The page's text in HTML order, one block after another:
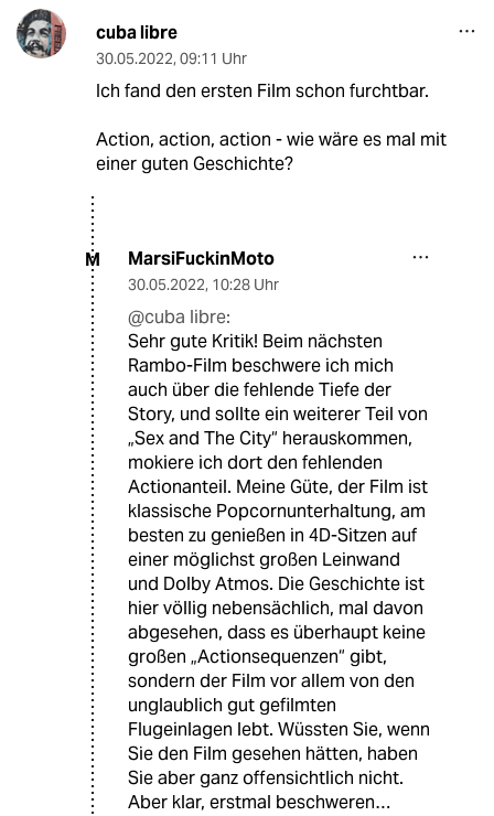
cuba libre
30.05.2022, 09:11 Uhr
Ich fand den ersten Film schon furchtbar.
Action, action, action - wie wäre es mal mit
einer guten Geschichte?
M MarsiFuckinMoto
30.05.2022, 10:28 Uhr
@cuba libre:
Sehr gute Kritik! Beim nächsten
Rambo-Film beschwere ich mich
auch über die fehlende Tiefe der
Story, und sollte ein weiterer Teil von
„Sex and The City“ herauskommen,
mokiere ich dort den fehlenden
Actionanteil. Meine Güte, der Film ist
klassische Popcornunterhaltung, am
besten zu genießen in 4D-Sitzen auf
einer möglichst großen Leinwand
und Dolby Atmos. Die Geschichte ist
hier völlig nebensächlich, mal davon
abgesehen, dass es überhaupt keine
großen „Actionsequenzen“ gibt,
sondern der Film vor allem von den
unglaublich gut gefilmten
Flugeinlagen lebt. Wüssten Sie, wenn
Sie den Film gesehen hätten, haben
Sie aber ganz offensichtlich nicht.
Aber klar, erstmal beschweren…